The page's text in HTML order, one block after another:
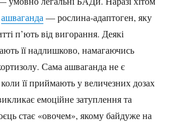
ашваганда — рослина-адаптоген, яку
п’ють від вигорання. Деякі
її надлишково, намагаючись
Сама ашваганда не є
її приймають у величезних дозах
емоційне затуплення та
стає «овочем», якому байдуже на